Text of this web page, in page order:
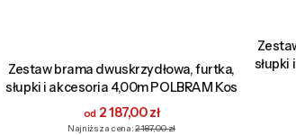
Zestaw brama dwuskrzydłowa, furtka,
słupki i akcesoria 4,00m POLBRAM Kos
Cena promocyjna
2 187,00 zł
Najniższa cena: 2 187,00 zł
słupki